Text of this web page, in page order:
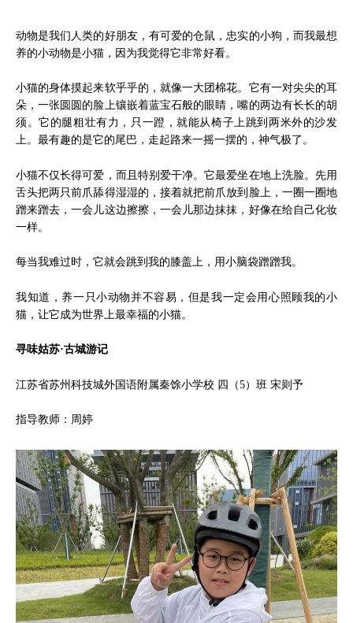
动物是我们人类的好朋友，有可爱的仓鼠，忠实的小狗，而我最想
养的小动物是小猫，因为我觉得它非常好看。
小猫的身体摸起来软乎乎的，就像一大团棉花。它有一对尖尖的耳
朵，一张圆圆的脸上镶嵌着蓝宝石般的眼睛，嘴的两边有长长的胡
须。它的腿粗壮有力，只一蹬，就能从椅子上跳到两米外的沙发
上。最有趣的是它的尾巴，走起路来一摇一摆的，神气极了。
小猫不仅长得可爱，而且特别爱干净。它最爱坐在地上洗脸。先用
舌头把两只前爪舔得湿湿的，接着就把前爪放到脸上，一圈一圈地
蹭来蹭去，一会儿这边擦擦，一会儿那边抹抹，好像在给自己化妆
一样。
每当我难过时，它就会跳到我的膝盖上，用小脑袋蹭蹭我。
我知道，养一只小动物并不容易，但是我一定会用心照顾我的小
猫，让它成为世界上最幸福的小猫。
寻味姑苏·古城游记
江苏省苏州科技城外国语附属秦馀小学校 四（5）班 宋则予
指导教师：周婷